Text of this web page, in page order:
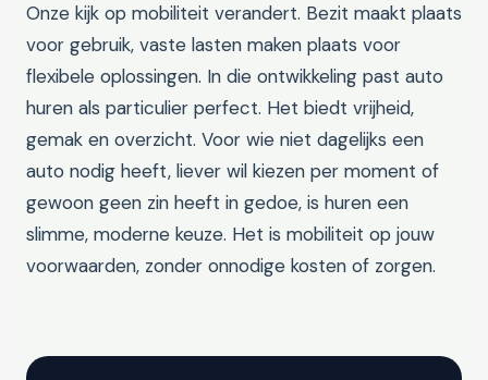
Onze kijk op mobiliteit verandert. Bezit maakt plaats
voor gebruik, vaste lasten maken plaats voor
flexibele oplossingen. In die ontwikkeling past auto
huren als particulier perfect. Het biedt vrijheid,
gemak en overzicht. Voor wie niet dagelijks een
auto nodig heeft, liever wil kiezen per moment of
gewoon geen zin heeft in gedoe, is huren een
slimme, moderne keuze. Het is mobiliteit op jouw
voorwaarden, zonder onnodige kosten of zorgen.